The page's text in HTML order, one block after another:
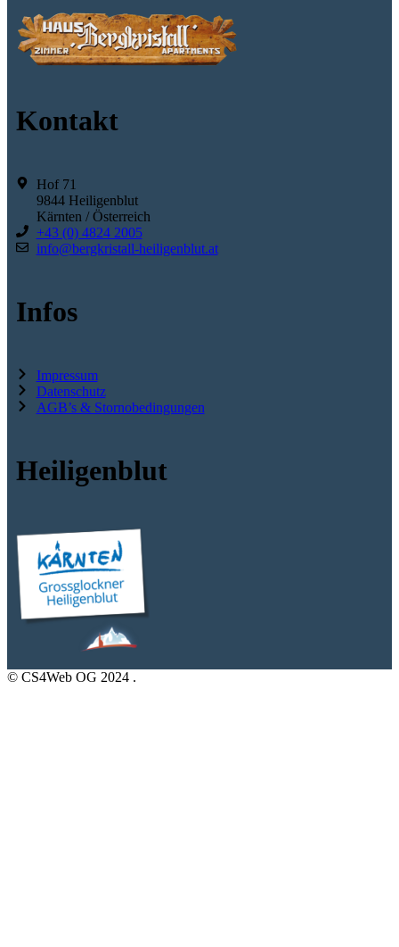
Kontakt
Hof 71
9844 Heiligenblut
Kärnten / Österreich
+43 (0) 4824 2005
info@bergkristall-heiligenblut.at
Infos
Impressum
Datenschutz
AGB’s & Stornobedingungen
Heiligenblut
© CS4Web OG 2024 .